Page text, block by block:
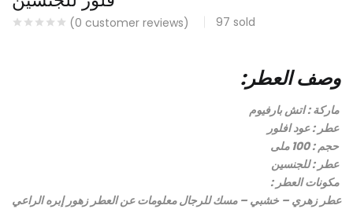
(0 customer reviews) 97 sold
:وصف العطر
ماركة : اتش بارفيوم
عطر : عود افلور
عطر : للجنسين
: مكونات العطر
عطر زهري – خشبي – مسك للرجال معلومات عن العطر زهور إبره الراعي
Facebook